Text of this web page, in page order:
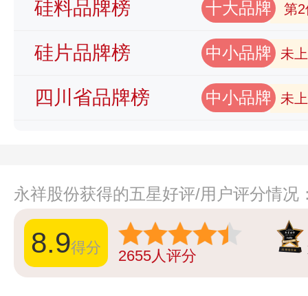
硅料品牌榜 十大品牌 第2
硅片品牌榜 中小品牌 未
四川省品牌榜 中小品牌 未
永祥股份获得的五星好评/用户评分情况
8.9得分 2655人评分